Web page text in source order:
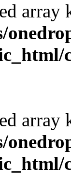
array
array